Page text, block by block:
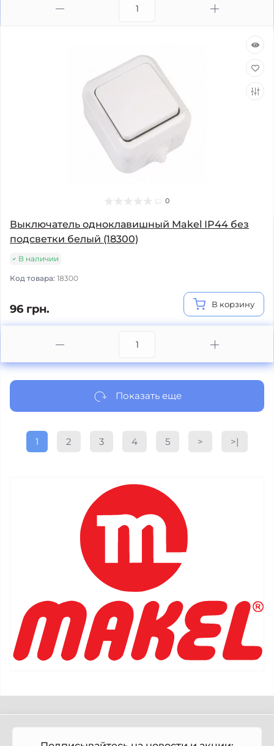
0
Выключатель одноклавишный Makel IP44 без
подсветки белый (18300)
В наличии
Код товара: 18300
96 грн. В корзину
Показать еще
1 2 3 4 5 > >|